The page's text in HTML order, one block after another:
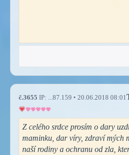
č.3655 IP: ...87.159 • 20.06.2018 08:01
Z celého srdce prosím o dary
maminku, dar víry, zdraví mých
naší rodiny a ochranu od zla,